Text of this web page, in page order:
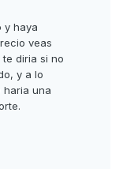
y haya
veas
diria si no
y a lo
haria una